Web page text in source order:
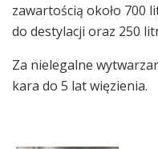
zawartością około 700
do destylacji oraz 250
Za nielegalne
kara do 5 lat więzienia.